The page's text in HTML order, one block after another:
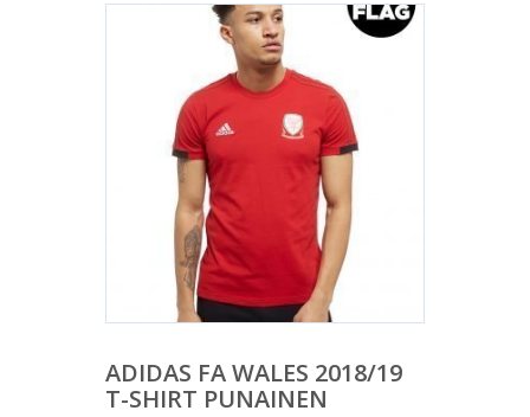
ADIDAS FA WALES 2018/19
T-SHIRT PUNAINEN